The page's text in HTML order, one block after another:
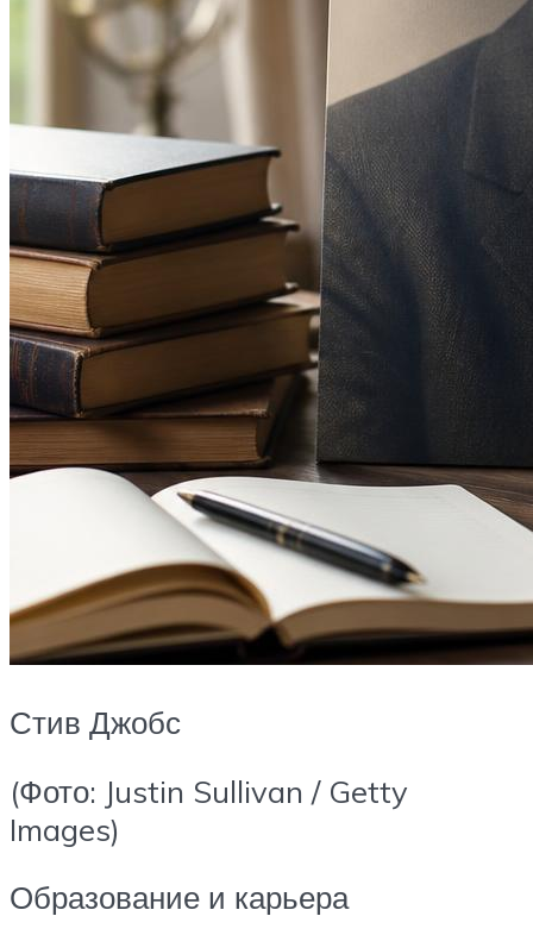
Стив Джобс
(Фото: Justin Sullivan / Getty
Images)
Образование и карьера